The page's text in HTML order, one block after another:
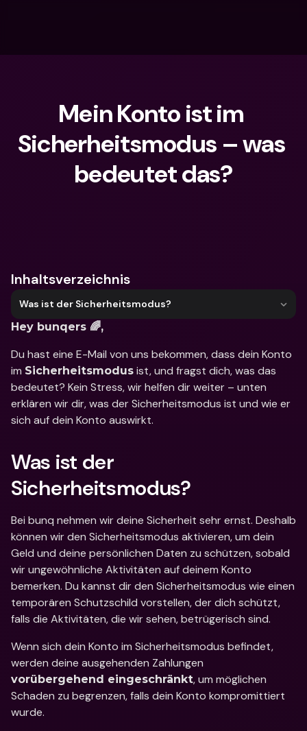
Mein Konto ist im
Sicherheitsmodus – was
bedeutet das?
Inhaltsverzeichnis
Was ist der Sicherheitsmodus?
Hey bunqers 🌈,
Du hast eine E-Mail von uns bekommen, dass dein Konto
im Sicherheitsmodus ist, und fragst dich, was das
bedeutet? Kein Stress, wir helfen dir weiter – unten
erklären wir dir, was der Sicherheitsmodus ist und wie er
sich auf dein Konto auswirkt.
Was ist der
Sicherheitsmodus?
Bei bunq nehmen wir deine Sicherheit sehr ernst. Deshalb
können wir den Sicherheitsmodus aktivieren, um dein
Geld und deine persönlichen Daten zu schützen, sobald
wir ungewöhnliche Aktivitäten auf deinem Konto
bemerken. Du kannst dir den Sicherheitsmodus wie einen
temporären Schutzschild vorstellen, der dich schützt,
falls die Aktivitäten, die wir sehen, betrügerisch sind.
Wenn sich dein Konto im Sicherheitsmodus befindet,
vorübergehend eingeschränkt, um möglichen
Schaden zu begrenzen, falls dein Konto kompromittiert
wurde.